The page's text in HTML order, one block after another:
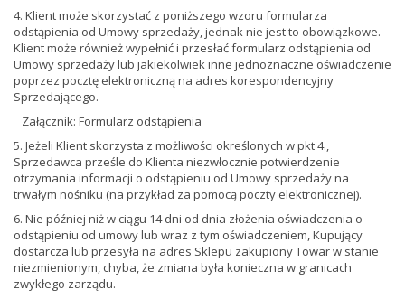
4. Klient może skorzystać z poniższego wzoru formularza
odstąpienia od Umowy sprzedaży, jednak nie jest to obowiązkowe.
Klient może również wypełnić i przesłać formularz odstąpienia od
Umowy sprzedaży lub jakiekolwiek inne jednoznaczne oświadczenie
poprzez pocztę elektroniczną na adres korespondencyjny
Sprzedającego.
Załącznik: Formularz odstąpienia
5. Jeżeli Klient skorzysta z możliwości określonych w pkt 4.,
Sprzedawca prześle do Klienta niezwłocznie potwierdzenie
otrzymania informacji o odstąpieniu od Umowy sprzedaży na
trwałym nośniku (na przykład za pomocą poczty elektronicznej).
6. Nie później niż w ciągu 14 dni od dnia złożenia oświadczenia o
odstąpieniu od umowy lub wraz z tym oświadczeniem, Kupujący
dostarcza lub przesyła na adres Sklepu zakupiony Towar w stanie
niezmienionym, chyba, że zmiana była konieczna w granicach
zwykłego zarządu.